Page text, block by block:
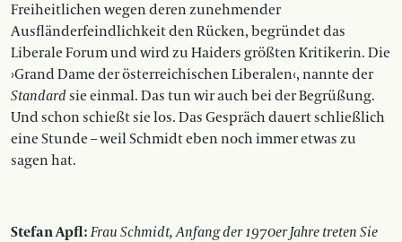
Freiheitlichen wegen deren zunehmender
Ausfländerfeindlichkeit den Rücken, begründet das
Liberale Forum und wird zu Haiders größten Kritikerin. Die
›Grand Dame der österreichischen Liberalen‹, nannte der
Standardsie einmal. Das tun wir auch bei der Begrüßung.
Und schon schießt sie los. Das Gespräch dauert schließlich
eine Stunde – weil Schmidt eben noch immer etwas zu
sagen hat.
Stefan Apfl:Frau Schmidt, Anfang der 1970er Jahre treten Sie